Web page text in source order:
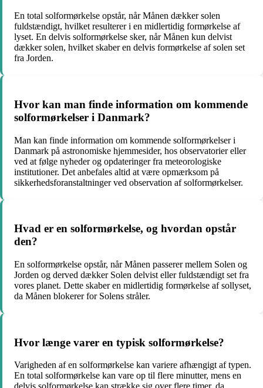
En total solformørkelse opstår, når Månen dækker solen
fuldstændigt, hvilket resulterer i en midlertidig formørkelse af
lyset. En delvis solformørkelse sker, når Månen kun delvist
dækker solen, hvilket skaber en delvis formørkelse af solen set
fra Jorden.
Hvor kan man finde information om kommende
solformørkelser i Danmark?
Man kan finde information om kommende solformørkelser i
Danmark på astronomiske hjemmesider, hos observatorier eller
ved at følge nyheder og opdateringer fra meteorologiske
institutioner. Det anbefales altid at være opmærksom på
sikkerhedsforanstaltninger ved observation af solformørkelser.
Hvad er en solformørkelse, og hvordan opstår
den?
En solformørkelse opstår, når Månen passerer mellem Solen og
Jorden og derved dækker Solen delvist eller fuldstændigt set fra
vores planet. Dette skaber en midlertidig formørkelse af sollyset,
da Månen blokerer for Solens stråler.
Hvor længe varer en typisk solformørkelse?
Varigheden af en solformørkelse kan variere afhængigt af typen.
En total solformørkelse kan vare op til flere minutter, mens en